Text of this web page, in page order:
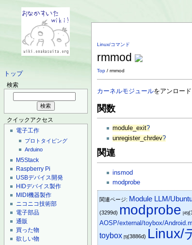
トップ
検索
クイックアクセス
電子工作
プロトタイピング
Arduino
M5Stack
Raspberry Pi
USBデバイス開発
HIDデバイス製作
MIDI機器製作
ニコニコ技術部
電子部品
通販
買った物
欲しい物
Linux/コマンド
rmmod
Top / rmmod
カーネルモジュールをアンロード
関数
module_exit?
unregister_chrdev?
関連
insmod
modprobe
関連ページ: Module LLM/
(3299d) modprobe [45]
AOSP/external/toybox/
toybox [5](3886d) Linux/